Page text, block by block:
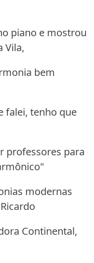
piano e mostrou
Vila,
bem
falei, tenho que
professores para
modernas
Continental,